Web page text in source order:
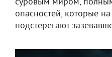
опасностей, которые
подстерегают